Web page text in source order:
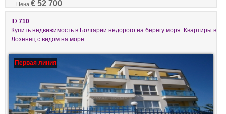
Цена € 52 700
ID 710
Купить недвижимость в Болгарии недорого на берегу моря. Квартиры в
Лозенец с видом на море.
Первая линия